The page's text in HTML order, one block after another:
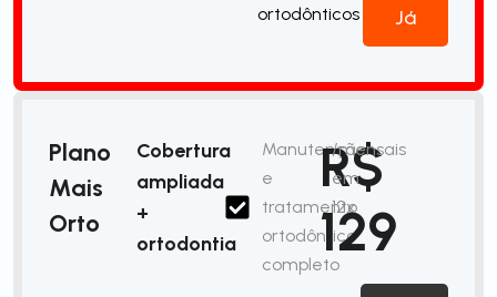
ortodônticos
Já
Plano
Mais
Orto
Cobertura
ampliada
+
ortodontia
Manutenção
e
tratamento
ortodôntico
completo
R$
129
/mensais
em
12x